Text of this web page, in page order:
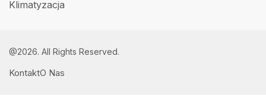
Klimatyzacja
@2026. All Rights Reserved.
KontaktO Nas